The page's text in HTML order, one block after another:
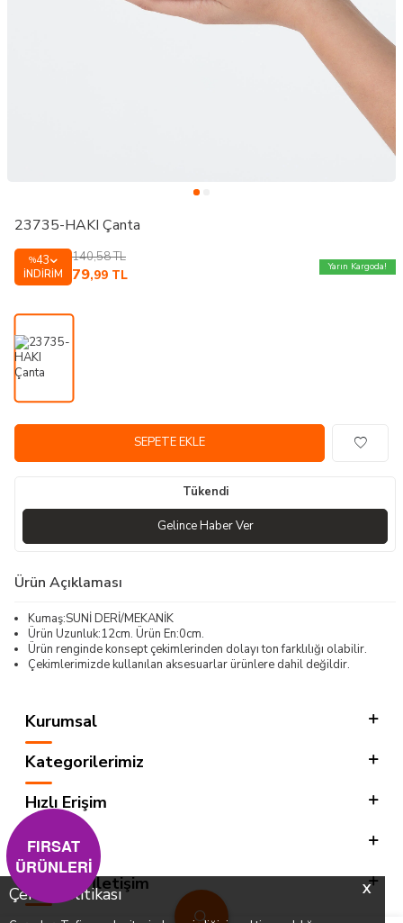
X
Çerez Politikası
23735-HAKI Çanta
%43
İNDIRIM
140,58TL
79,99 TL
Yarın Kargoda!
SEPETE EKLE
Tükendi
Gelince Haber Ver
Ürün Açıklaması
Kumaş:SUNİ DERİ/MEKANİK
Ürün Uzunluk:12cm. Ürün En:0cm.
Ürün renginde konsept çekimlerinden dolayı ton farklılığı olabilir.
Çekimlerimizde kullanılan aksesuarlar ürünlere dahil değildir.
Kurumsal
Kategorilerimiz
Hızlı Erişim
Sosyal
Adres & İletişim
FIRSAT
ÜRÜNLERİ